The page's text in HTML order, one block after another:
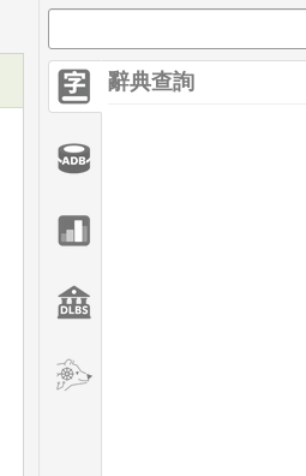
辭典查詢